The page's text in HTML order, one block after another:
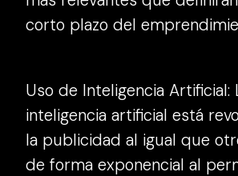
corto plazo del
Uso de Inteligencia Artificial:
inteligencia artificial está
la publicidad al igual que
de forma exponencial al